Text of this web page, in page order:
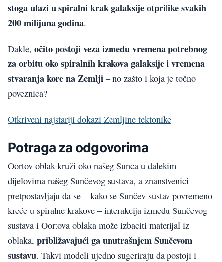
stoga ulazi u spiralni krak galaksije otprilike svakih
200 milijuna godina.
Dakle, očito postoji veza između vremena potrebnog
za orbitu oko spiralnih krakova galaksije i vremena
stvaranja kore na Zemlji – no zašto i koja je točno
poveznica?
Otkriveni najstariji dokazi Zemljine tektonike
Potraga za odgovorima
Oortov oblak kruži oko našeg Sunca u dalekim
dijelovima našeg Sunčevog sustava, a znanstvenici
pretpostavljaju da se – kako se Sunčev sustav povremeno
kreće u spiralne krakove – interakcija između Sunčevog
sustava i Oortova oblaka može izbaciti materijal iz
oblaka, približavajući ga unutrašnjem Sunčevom
sustavu. Takvi modeli ujedno sugeriraju da postoji i